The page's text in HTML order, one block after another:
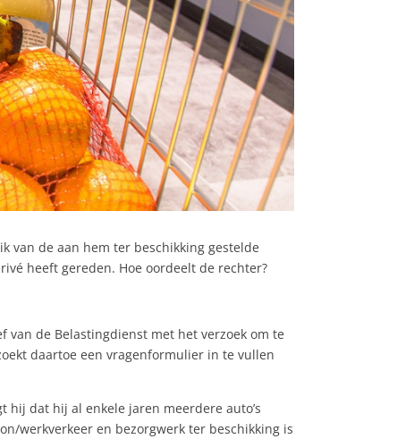
van de aan hem ter beschikking gestelde
heeft gereden. Hoe oordeelt de rechter?
de Belastingdienst met het verzoek om te
daartoe een vragenformulier in te vullen
dat hij al enkele jaren meerdere auto’s
werkverkeer en bezorgwerk ter beschikking is